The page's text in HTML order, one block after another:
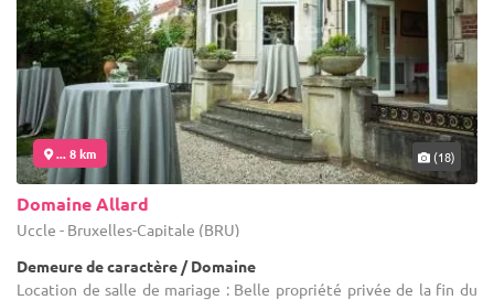
... 8 km (18)
Domaine Allard
Uccle - Bruxelles-Capitale (BRU)
Demeure de caractère / Domaine
Location de salle de mariage : Belle propriété privée de la fin du